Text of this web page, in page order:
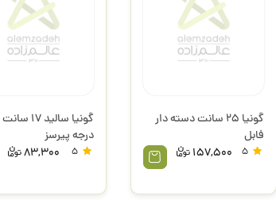
گونیا 25 سانت دسته دار
فابل
5
157,500
درجه پیرسز
5
83,300